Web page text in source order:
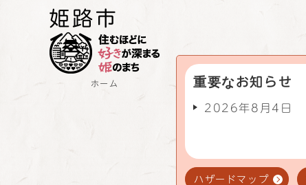
ホーム 重要なお知らせ
2026年8月4日
ハザードマップ